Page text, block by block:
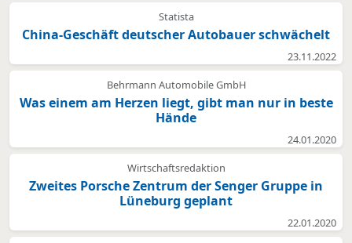
Statista
China-Geschäft deutscher Autobauer schwächelt
23.11.2022
Behrmann Automobile GmbH
Was einem am Herzen liegt, gibt man nur in beste
Hände
24.01.2020
Wirtschaftsredaktion
Zweites Porsche Zentrum der Senger Gruppe in
Lüneburg geplant
22.01.2020